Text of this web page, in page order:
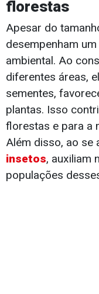
florestas
Apesar do
desempenham
ambiental. Ao
diferentes áreas,
sementes,
plantas. Isso
florestas e para a
Além disso, ao se
insetos, auxiliam
populações